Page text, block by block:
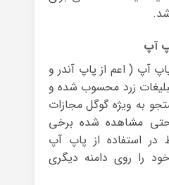
آپ ( اعم از پاپ آندر و
زرد محسوب شده و
به ویژه گوگل مجازات
مشاهده شده برخی
در استفاده از پاپ آپ
را روی دامنه دیگری